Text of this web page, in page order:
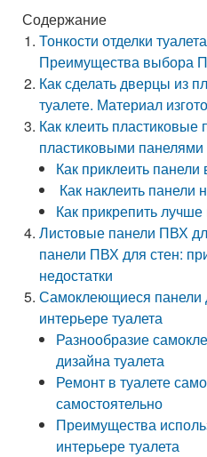
Содержание
Тонкости отделки
Преимущества выбора
Как сделать дверцы из
туалете. Материал
Как клеить пластиковые
пластиковыми панелями
Как приклеить панели
Как наклеить панели
Как прикрепить
Листовые панели ПВХ
панели ПВХ для стен:
недостатки
Самоклеющиеся панели
интерьере туалета
Разнообразие
дизайна туалета
Ремонт в туалете
самостоятельно
Преимущества
интерьере туалета